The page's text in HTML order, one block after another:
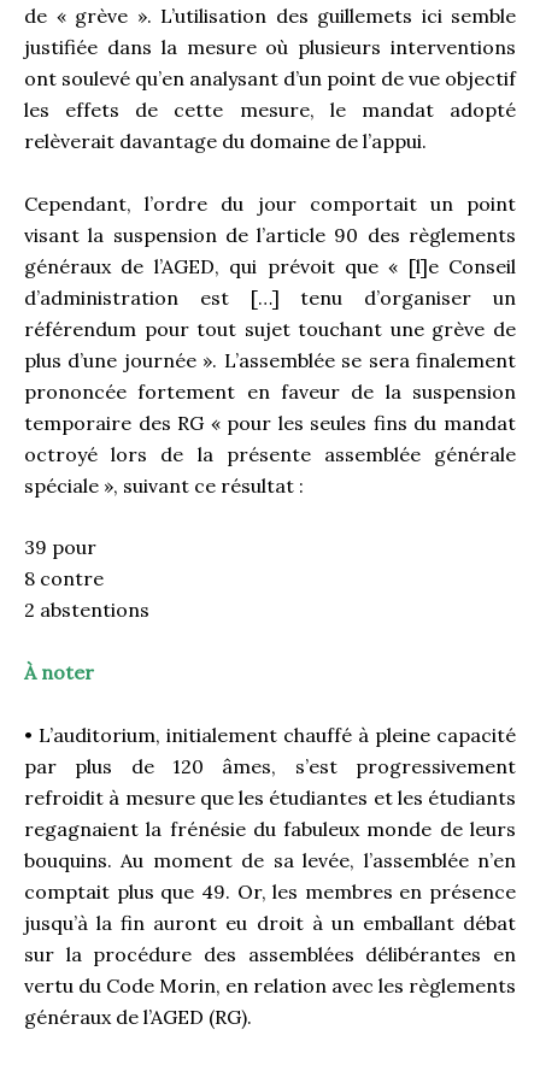
de « grève ». L’utilisation des guillemets ici semble
justifiée dans la mesure où plusieurs interventions
ont soulevé qu’en analysant d’un point de vue objectif
les effets de cette mesure, le mandat adopté
relèverait davantage du domaine de l’appui.
Cependant, l’ordre du jour comportait un point
visant la suspension de l’article 90 des règlements
généraux de l’AGED, qui prévoit que « [l]e Conseil
d’administration est […] tenu d’organiser un
référendum pour tout sujet touchant une grève de
plus d’une journée ». L’assemblée se sera finalement
prononcée fortement en faveur de la suspension
temporaire des RG « pour les seules fins du mandat
octroyé lors de la présente assemblée générale
spéciale », suivant ce résultat :
39 pour
8 contre
2 abstentions
À noter
• L’auditorium, initialement chauffé à pleine capacité
par plus de 120 âmes, s’est progressivement
refroidit à mesure que les étudiantes et les étudiants
regagnaient la frénésie du fabuleux monde de leurs
bouquins. Au moment de sa levée, l’assemblée n’en
comptait plus que 49. Or, les membres en présence
jusqu’à la fin auront eu droit à un emballant débat
sur la procédure des assemblées délibérantes en
vertu du Code Morin, en relation avec les règlements
généraux de l’AGED (RG).